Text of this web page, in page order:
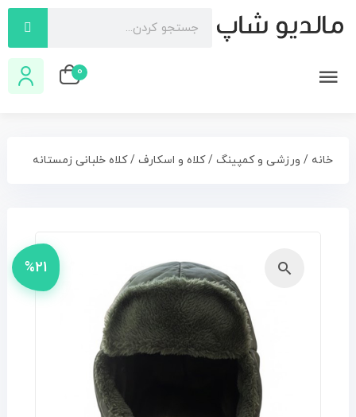
0
خانه / ورزشی و کمپینگ/کلاه و اسکارف/ کلاه خلبانی زمستانه
%21